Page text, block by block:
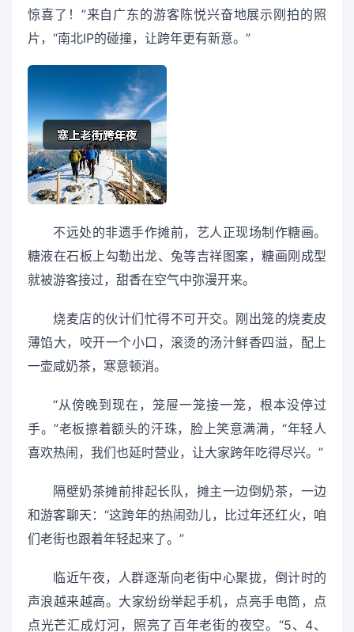
惊喜了！”来自广东的游客陈悦兴奋地展示刚拍的照
片，“南北IP的碰撞，让跨年更有新意。”
不远处的非遗手作摊前，艺人正现场制作糖画。
糖液在石板上勾勒出龙、兔等吉祥图案，糖画刚成型
就被游客接过，甜香在空气中弥漫开来。
烧麦店的伙计们忙得不可开交。刚出笼的烧麦皮
薄馅大，咬开一个小口，滚烫的汤汁鲜香四溢，配上
一壶咸奶茶，寒意顿消。
“从傍晚到现在，笼屉一笼接一笼，根本没停过
手。”老板擦着额头的汗珠，脸上笑意满满，“年轻人
喜欢热闹，我们也延时营业，让大家跨年吃得尽兴。”
隔壁奶茶摊前排起长队，摊主一边倒奶茶，一边
和游客聊天：“这跨年的热闹劲儿，比过年还红火，咱
们老街也跟着年轻起来了。”
临近午夜，人群逐渐向老街中心聚拢，倒计时的
声浪越来越高。大家纷纷举起手机，点亮手电筒，点
点光芒汇成灯河，照亮了百年老街的夜空。“5、4、